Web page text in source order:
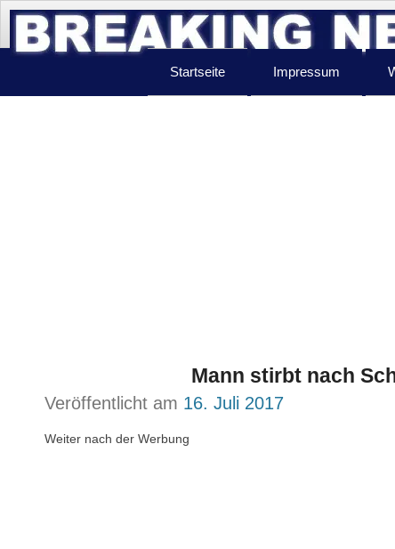
Startseite Impressum
Mann stirbt nach
Veröffentlicht am 16. Juli 2017
Weiter nach der Werbung